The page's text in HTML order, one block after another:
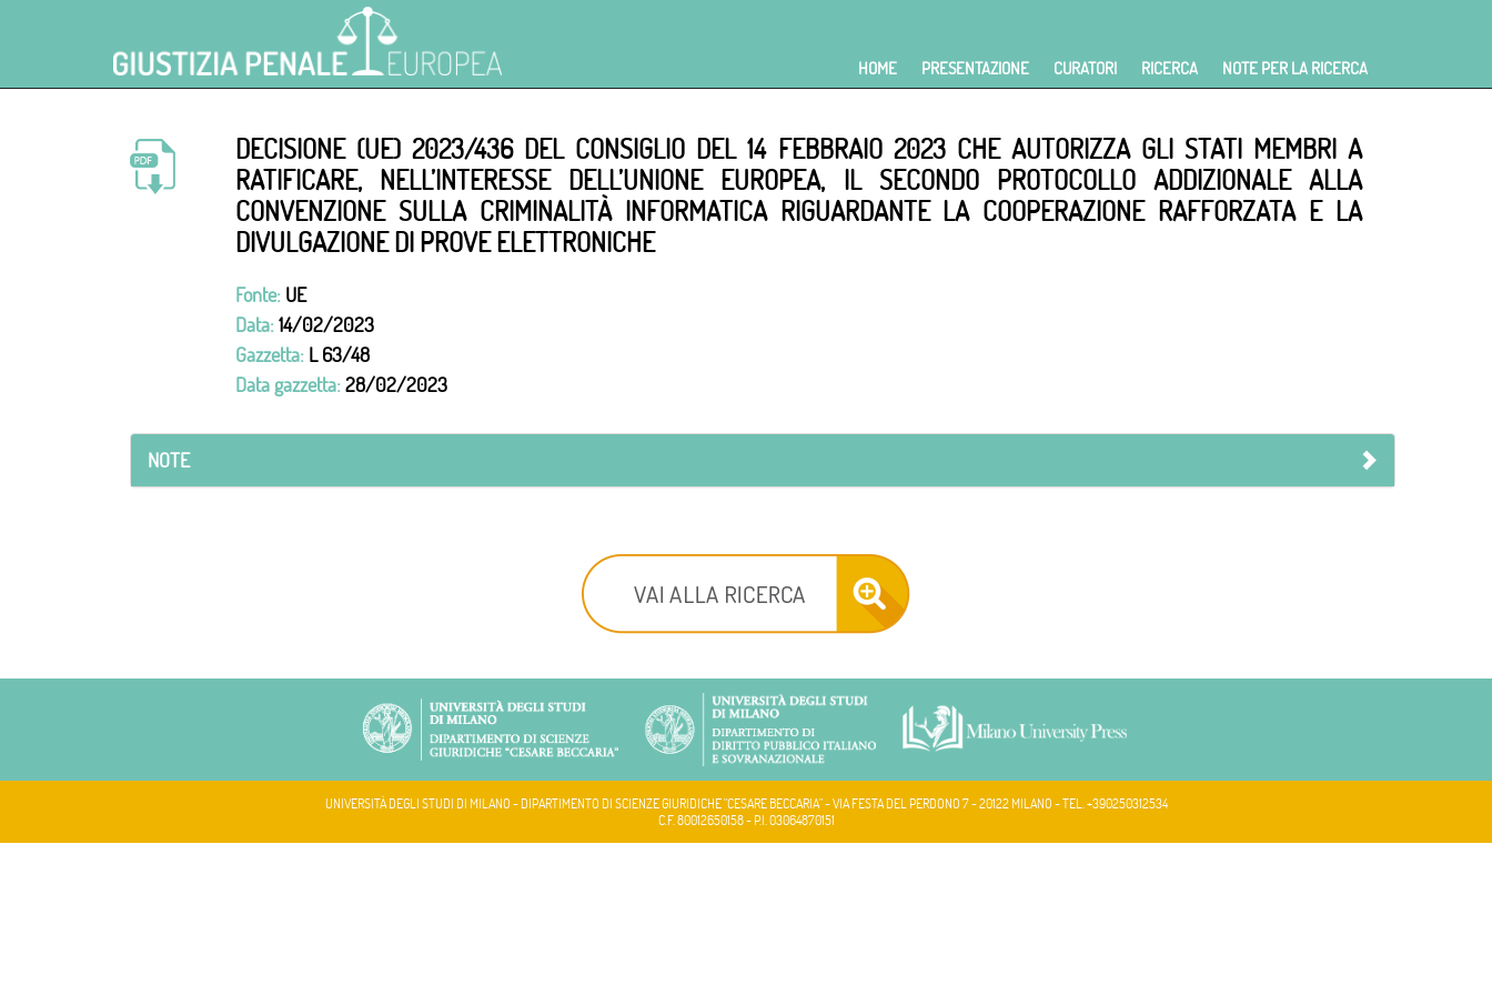
HOME PRESENTAZIONE CURATORI RICERCA NOTE PER LA RICERCA
DECISIONE (UE) 2023/436 DEL CONSIGLIO DEL 14 FEBBRAIO 2023 CHE AUTORIZZA GLI STATI MEMBRI A
RATIFICARE, NELL’INTERESSE DELL’UNIONE EUROPEA, IL SECONDO PROTOCOLLO ADDIZIONALE ALLA
CONVENZIONE SULLA CRIMINALITÀ INFORMATICA RIGUARDANTE LA COOPERAZIONE RAFFORZATA E LA
DIVULGAZIONE DI PROVE ELETTRONICHE
Fonte: UE
Data:14/02/2023
Gazzetta: L 63/48
Data gazzetta:28/02/2023
NOTE
UNIVERSITÀ DEGLI STUDI DI MILANO - DIPARTIMENTO DI SCIENZE GIURIDICHE "CESARE BECCARIA" - VIA FESTA DEL PERDONO 7 - 20122 MILANO - TEL. +390250312534
C.F. 80012650158 - P.I. 03064870151